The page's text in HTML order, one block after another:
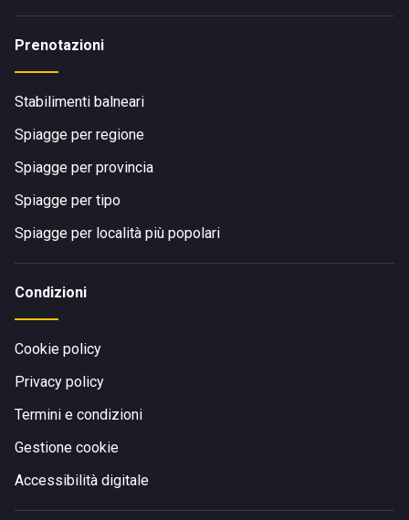
Prenotazioni
Stabilimenti balneari
Spiagge per regione
Spiagge per provincia
Spiagge per tipo
Spiagge per località più popolari
Condizioni
Cookie policy
Privacy policy
Termini e condizioni
Gestione cookie
Accessibilità digitale